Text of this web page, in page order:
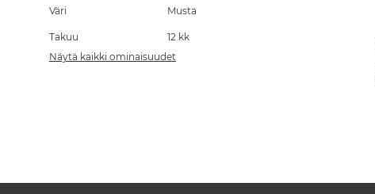
images
Väri Musta
Takuu
12 kk
Näytä kaikki ominaisuudet